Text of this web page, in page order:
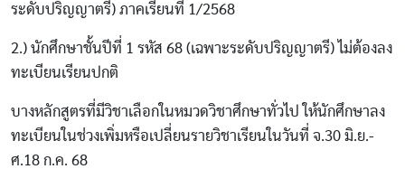
ระดับปริญญาตรี) ภาคเรียนที่ 1/2568
2.) นักศึกษาชั้นปีที่ 1 รหัส 68 (เฉพาะระดับปริญญาตรี) ไม่ต้องลง
ทะเบียนเรียนปกติ
บางหลักสูตรที่มีวิชาเลือกในหมวดวิชาศึกษาทั่วไป ให้นักศึกษาลง
ทะเบียนในช่วงเพิ่มหรือเปลี่ยนรายวิชาเรียนในวันที่ จ.30 มิ.ย.-
ศ.18 ก.ค. 68